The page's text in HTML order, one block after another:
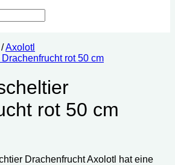
/Axolotl
rot 50 cm
Drachenfrucht Axolotl hat eine